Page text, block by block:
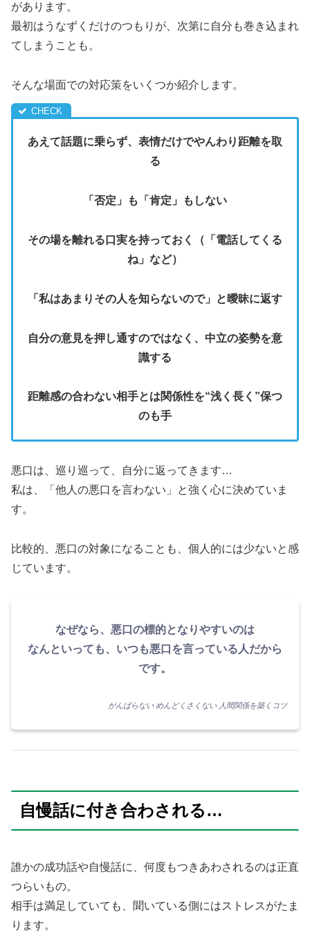
があります。
最初はうなずくだけのつもりが、次第に自分も巻き込まれ
てしまうことも。
そんな場面での対応策をいくつか紹介します。
あえて話題に乗らず、表情だけでやんわり距離を取
る
「否定」も「肯定」もしない
その場を離れる口実を持っておく（「電話してくる
ね」など）
「私はあまりその人を知らないので」と曖昧に返す
自分の意見を押し通すのではなく、中立の姿勢を意
識する
距離感の合わない相手とは関係性を“浅く長く”保つ
のも手
悪口は、巡り巡って、自分に返ってきます…
私は、「他人の悪口を言わない」と強く心に決めていま
す。
比較的、悪口の対象になることも、個人的には少ないと感
じています。
なぜなら、悪口の標的となりやすいのは
なんといっても、いつも悪口を言っている人だから
です。
がんばらない めんどくさくない 人間関係を築くコツ
自慢話に付き合わされる…
誰かの成功話や自慢話に、何度もつきあわされるのは正直
つらいもの。
相手は満足していても、聞いている側にはストレスがたま
ります。